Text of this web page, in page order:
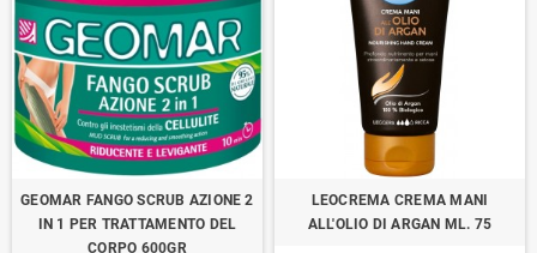
GEOMAR FANGO SCRUB AZIONE 2
IN 1 PER TRATTAMENTO DEL
CORPO 600GR
LEOCREMA CREMA MANI
ALL'OLIO DI ARGAN ML. 75